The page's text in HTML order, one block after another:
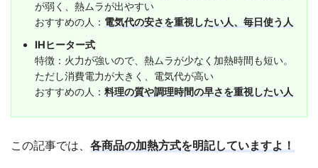
が弱く、熱ムラが出やすい
おすすめの人： 電気代の安さを重視したい人、毎日使う人
IHヒーター式
特徴：火力が強いので、熱ムラが少なく加熱時間も短い。
ただし消費電力が大きく、電気代が高い
おすすめの人： 料理の質や調理時間の早さを重視したい人
この記事では、 各商品の加熱方式を明記していますよ！